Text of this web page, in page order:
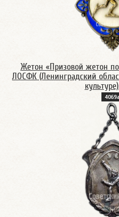
Жетон «Призовой жетон
ЛОСФК (Ленинградский
4069а